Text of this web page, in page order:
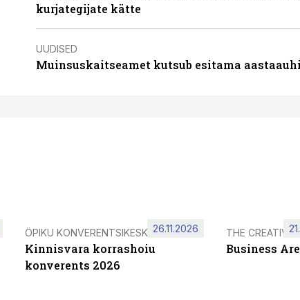
kurjategijate kätte
UUDISED
Muinsuskaitseamet kutsub esitama
ÖPIKU KONVERENTSIKESKUS
Kinnisvara korrashoiu
konverents 2026
26.11.2026 THE CREATIVE
Business